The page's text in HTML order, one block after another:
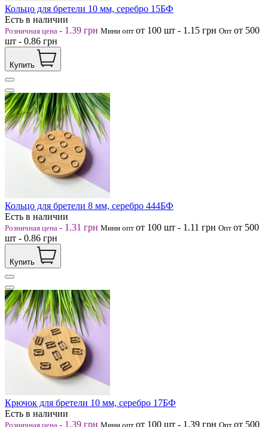
Кольцо для бретели 10 мм, серебро 15БФ
Есть в наличии
Розничная цена - 1.39 грн Мини опт от 100 шт - 1.15 грн Опт от 500
шт - 0.86 грн
Купить
Кольцо для бретели 8 мм, серебро 444БФ
Есть в наличии
Розничная цена - 1.31 грн Мини опт от 100 шт - 1.11 грн Опт от 500
шт - 0.86 грн
Купить
Крючок для бретели 10 мм, серебро 17БФ
Есть в наличии
Розничная цена - 1.39 грн Мини опт от 100 шт - 1.39 грн Опт от 500